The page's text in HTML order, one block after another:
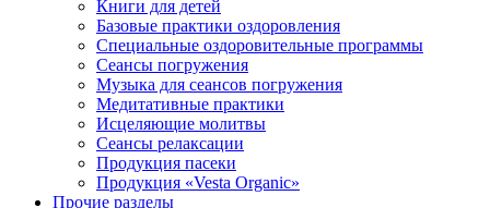
Книги для детей
Базовые практики оздоровления
Специальные оздоровительные программы
Сеансы погружения
Музыка для сеансов погружения
Медитативные практики
Исцеляющие молитвы
Сеансы релаксации
Продукция пасеки
Продукция «Vesta Organic»
Прочие разделы